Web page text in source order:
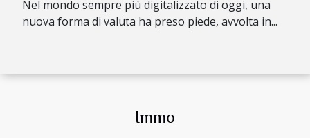
Nel mondo sempre più digitalizzato di oggi, una
nuova forma di valuta ha preso piede, avvolta in...
Immo